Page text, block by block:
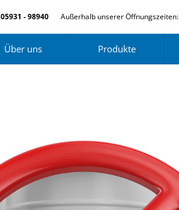
05931 - 98940 Außerhalb unserer Öffnungszeiten:
Über uns Produkte